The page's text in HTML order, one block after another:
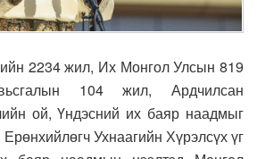
жил, Их Монгол Улсын 819
104 жил, Ардчилсан
ой, Үндэсний их баяр наадмыг
Ухнаагийн Хүрэлсүх үг